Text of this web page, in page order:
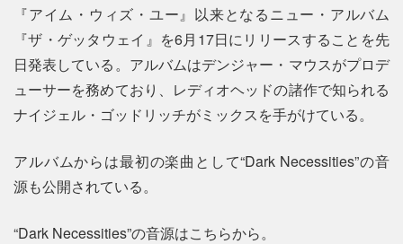
『アイム・ウィズ・ユー』以来となるニュー・アルバム
『ザ・ゲッタウェイ』を6月17日にリリースすることを先
日発表している。アルバムはデンジャー・マウスがプロデ
ューサーを務めており、レディオヘッドの諸作で知られる
ナイジェル・ゴッドリッチがミックスを手がけている。
アルバムからは最初の楽曲として“Dark Necessities”の音
源も公開されている。
“Dark Necessities”の音源はこちらから。